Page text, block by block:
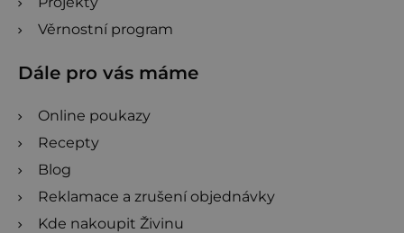
Věrnostní program
Dále pro vás máme
Online poukazy
Recepty
Blog
Reklamace a zrušení objednávky
Kde nakoupit Živinu